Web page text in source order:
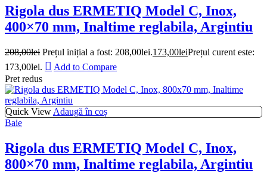
Rigola dus ERMETIQ Model C, Inox,
400×70 mm, Inaltime reglabila, Argintiu
208,00lei Prețul inițial a fost: 208,00lei.173,00leiPrețul curent este:
173,00lei.
Add to Compare
Pret redus
Quick View Adaugă în coș
Baie
Rigola dus ERMETIQ Model C, Inox,
800×70 mm, Inaltime reglabila, Argintiu